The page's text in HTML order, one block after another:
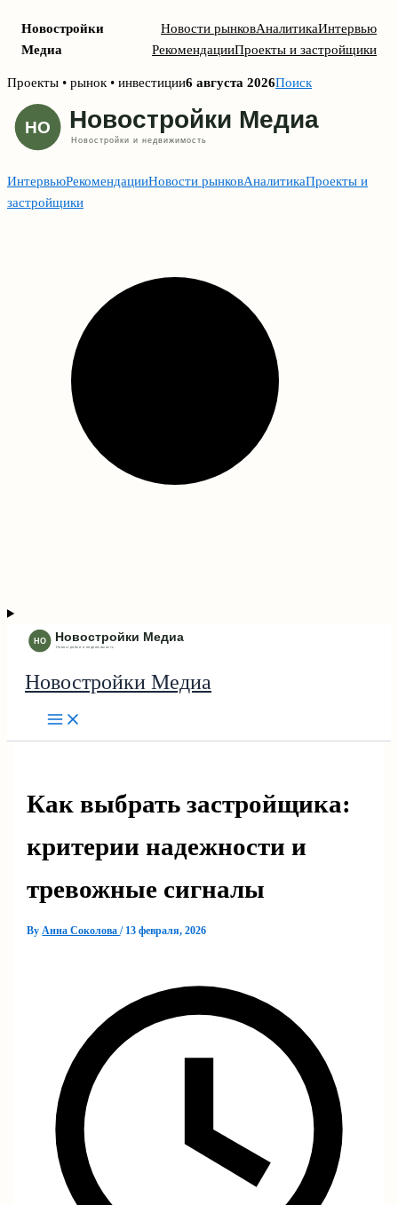
Новостройки
Медиа
Новости рынковАналитикаИнтервью
РекомендацииПроекты и застройщики
Skip
content
Проекты • рынок • инвестиции6 августа 2026Поиск
ИнтервьюРекомендацииНовости рынковАналитикаПроекты и
застройщики
Новостройки Медиа
Как выбрать застройщика:
критерии надежности и
тревожные сигналы
By Анна Соколова/ 13 февраля, 2026